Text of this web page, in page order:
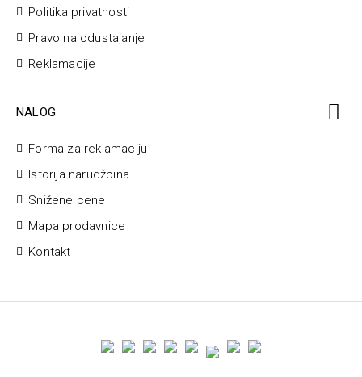
Politika privatnosti
Pravo na odustajanje
Reklamacije
NALOG
Forma za reklamaciju
Istorija narudžbina
Snižene cene
Mapa prodavnice
Kontakt